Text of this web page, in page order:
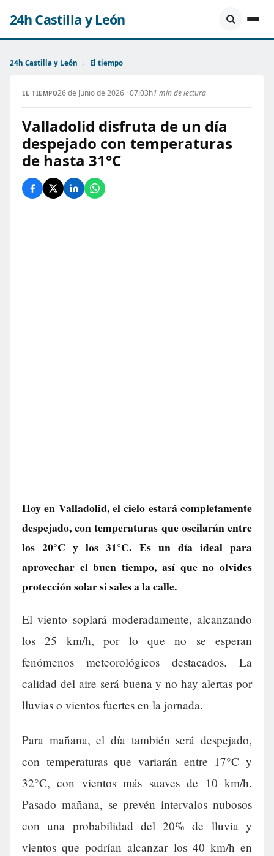
24h Castilla y León
24h Castilla y León › El tiempo
EL TIEMPO26 de Junio de 2026 · 07:03h1 min de lectura
Valladolid disfruta de un día
despejado con temperaturas
de hasta 31°C
Hoy en Valladolid, el cielo estará completamente
despejado, con temperaturas que oscilarán entre
los 20°C y los 31°C. Es un día ideal para
aprovechar el buen tiempo, así que no olvides
protección solar si sales a la calle.
El viento soplará moderadamente, alcanzando
los 25 km/h, por lo que no se esperan
fenómenos meteorológicos destacados. La
calidad del aire será buena y no hay alertas por
lluvias o vientos fuertes en la jornada.
Para mañana, el día también será despejado,
con temperaturas que variarán entre 17°C y
32°C, con vientos más suaves de 10 km/h.
Pasado mañana, se prevén intervalos nubosos
con una probabilidad del 20% de lluvia y
vientos que podrían alcanzar los 40 km/h en